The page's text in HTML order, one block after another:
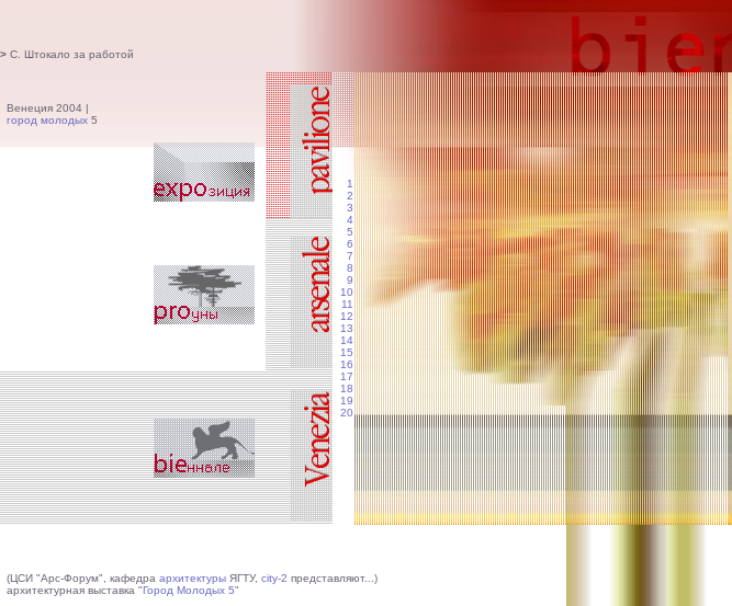
> С. Штокало за работой
Венеция 2004 |
город молодых 5
1
2
3
4
5
6
7
8
9
10
11
12
13
14
15
16
17
18
19
20
(ЦСИ "Арс-Форум", кафедра архитектуры ЯГТУ, city-2 представляют...)
архитектурная выставка "Город Молодых 5"